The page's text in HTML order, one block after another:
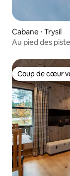
Cabane ⋅ Trysil
Au pied des
Coup de cœur
Coup de cœur